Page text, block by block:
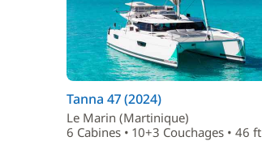
Tanna 47 (2024)
Le Marin (Martinique)
6 Cabines • 10+3 Couchages • 46 ft